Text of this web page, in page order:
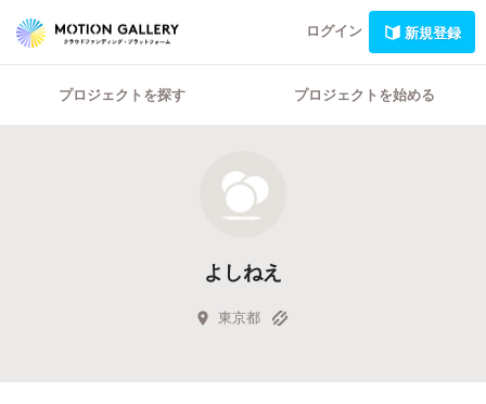
ログイン 新規登録
プロジェクトを探す プロジェクトを始める
よしねえ
東京都